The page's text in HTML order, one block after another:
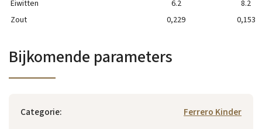
Eiwitten
6.2
8.2
Zout
0,229 0,153
Bijkomende parameters
Categorie:
Ferrero Kinder